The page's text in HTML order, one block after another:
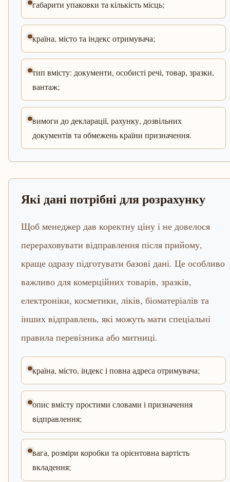
габарити упаковки та кількість місць;
країна, місто та індекс отримувача;
тип вмісту: документи, особисті речі, товар, зразки,
вантаж;
вимоги до декларації, рахунку, дозвільних
документів та обмежень країни призначення.
Які дані потрібні для розрахунку
Щоб менеджер дав коректну ціну і не довелося
перераховувати відправлення після прийому,
краще одразу підготувати базові дані. Це особливо
важливо для комерційних товарів, зразків,
електроніки, косметики, ліків, біоматеріалів та
інших відправлень, які можуть мати спеціальні
правила перевізника або митниці.
країна, місто, індекс і повна адреса отримувача;
опис вмісту простими словами і призначення
відправлення;
вага, розміри коробки та орієнтовна вартість
вкладення;